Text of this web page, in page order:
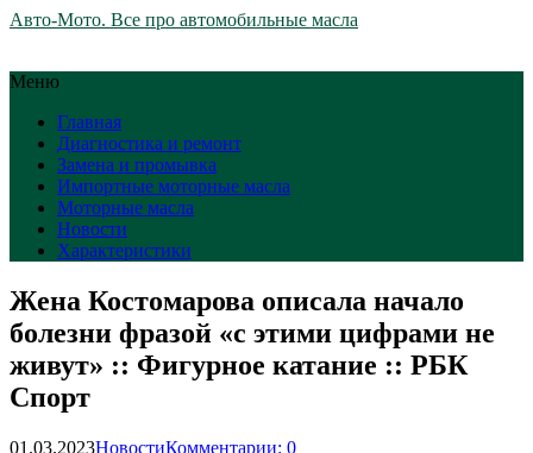
Авто-Мото. Все про автомобильные масла
Меню
Главная
Диагностика и ремонт
Замена и промывка
Импортные моторные масла
Моторные масла
Новости
Характеристики
Жена Костомарова описала начало
болезни фразой «с этими цифрами не
живут» :: Фигурное катание :: РБК
Спорт
01.03.2023НовостиКомментарии: 0